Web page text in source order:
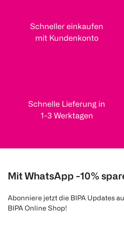
Schneller einkaufen
mit Kundenkonto
Schnelle Lieferung in
1-3 Werktagen
Mit WhatsApp -10%
Abonniere jetzt die BIPA Updates
BIPA Online Shop!